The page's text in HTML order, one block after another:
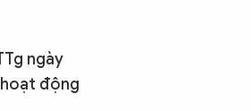
ngày
động